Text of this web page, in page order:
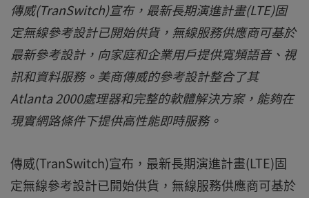
傳威(TranSwitch)宣布，最新長期演進計畫(LTE)固
定無線參考設計已開始供貨，無線服務供應商可基於
最新參考設計，向家庭和企業用戶提供寬頻語音、視
訊和資料服務。美商傳威的參考設計整合了其
Atlanta 2000處理器和完整的軟體解決方案，能夠在
現實網路條件下提供高性能即時服務。
傳威(TranSwitch)宣布，最新長期演進計畫(LTE)固
定無線參考設計已開始供貨，無線服務供應商可基於